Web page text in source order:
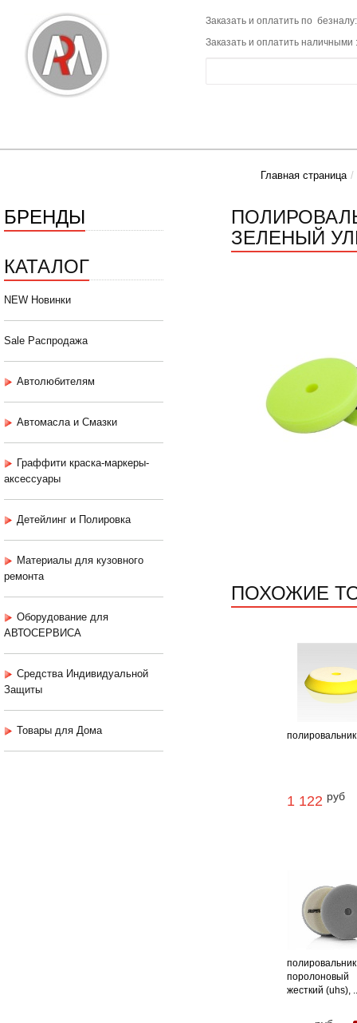
Заказать и оплатить по
Заказать и оплатить наличными
Главная страница
БРЕНДЫ
КАТАЛОГ
NEW Новинки
Sale Распродажа
Автолюбителям
Автомасла и Смазки
Граффити краска-маркеры-
аксессуары
Детейлинг и Полировка
Материалы для кузовного
ремонта
Оборудование для
АВТОСЕРВИСА
Средства Индивидуальной
Защиты
Товары для Дома
ЗЕЛЕНЫЙ
ПОХОЖИЕ
1 122 руб
поролоновый
жесткий (uhs),